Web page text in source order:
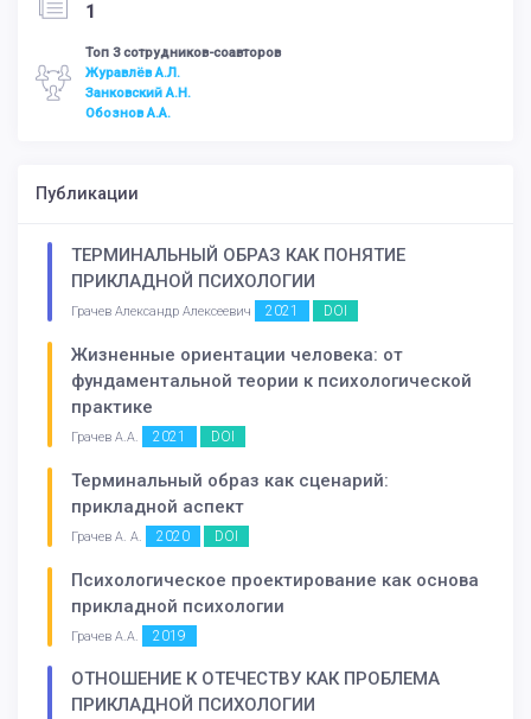
1
Топ 3 сотрудников-соавторов
Журавлёв А.Л.
Занковский А.Н.
Обознов А.А.
Публикации
ТЕРМИНАЛЬНЫЙ ОБРАЗ КАК ПОНЯТИЕ
ПРИКЛАДНОЙ ПСИХОЛОГИИ
Грачев Александр Алексеевич 2021 DOI
Жизненные ориентации человека: от
фундаментальной теории к психологической
практике
Грачев А.А. 2021 DOI
Терминальный образ как сценарий:
прикладной аспект
Грачев А. А. 2020 DOI
Психологическое проектирование как основа
прикладной психологии
Грачев А.А. 2019
ОТНОШЕНИЕ К ОТЕЧЕСТВУ КАК ПРОБЛЕМА
ПРИКЛАДНОЙ ПСИХОЛОГИИ